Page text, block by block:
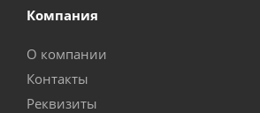
Компания
О компании
Контакты
Реквизиты